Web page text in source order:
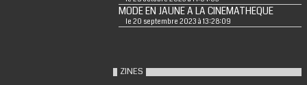
MODE EN JAUNE A LA CINEMATHEQUE
le 20 septembre 2023 à 13:28:09
ZINES